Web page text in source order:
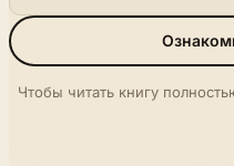
Чтобы читать книгу